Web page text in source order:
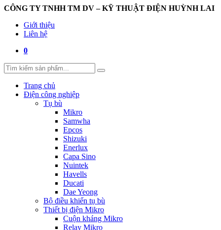
CÔNG TY TNHH TM DV – KỸ THUẬT ĐIỆN HUỲNH LAI
Giới thiệu
Liên hệ
0
Trang chủ
Điện công nghiệp
Tụ bù
Mikro
Samwha
Epcos
Shizuki
Enerlux
Capa Sino
Nuintek
Havells
Ducati
Dae Yeong
Bộ điều khiển tụ bù
Thiết bị điện Mikro
Cuộn kháng Mikro
Relay Mikro